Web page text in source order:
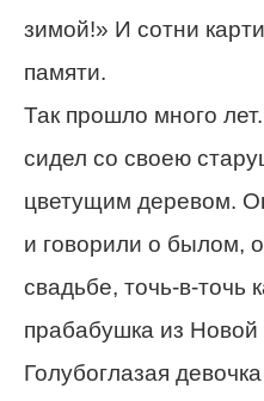
зимой!» И сотни
памяти.
Так прошло много
сидел со своею
цветущим деревом.
и говорили о былом,
свадьбе, точь-в-точь
прабабушка из Новой
Голубоглазая